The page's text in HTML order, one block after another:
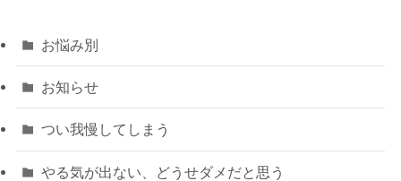
お悩み別
お知らせ
つい我慢してしまう
やる気が出ない、どうせダメだと思う